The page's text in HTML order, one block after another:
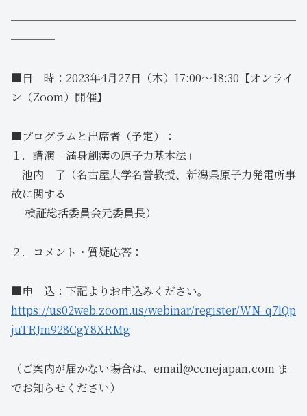
──────────────────────────
────
■日 時：2023年4月27日（木）17:00～18:30【オンライ
ン（Zoom）開催】
■プログラムと出席者（予定）：
１．講演「満身創痍の原子力基本法」
池内 了（名古屋大学名誉教授、新潟県原子力発電所事
故に関する
検証総括委員会元委員長）
２．コメント・質疑応答：
■申 込：下記よりお申込みください。
https://us02web.zoom.us/webinar/register/WN_q7lQp
juTRJm928CgY8XRMg
（ご案内が届かない場合は、email@ccnejapan.com ま
でお知らせください）